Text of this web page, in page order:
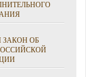
ЗАКОН ОБ